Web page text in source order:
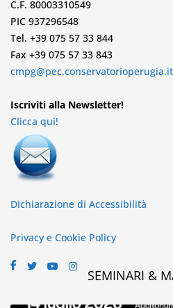
C.F. 80003310549
PIC 937296548
Tel. +39 075 57 33 844
Fax +39 075 57 33 843
cmpg@pec.conservatorioperugia.it
Iscriviti alla Newsletter!
Clicca qui!
Dichiarazione di Accessibilità
Privacy e Cookie Policy
SEMINARI &